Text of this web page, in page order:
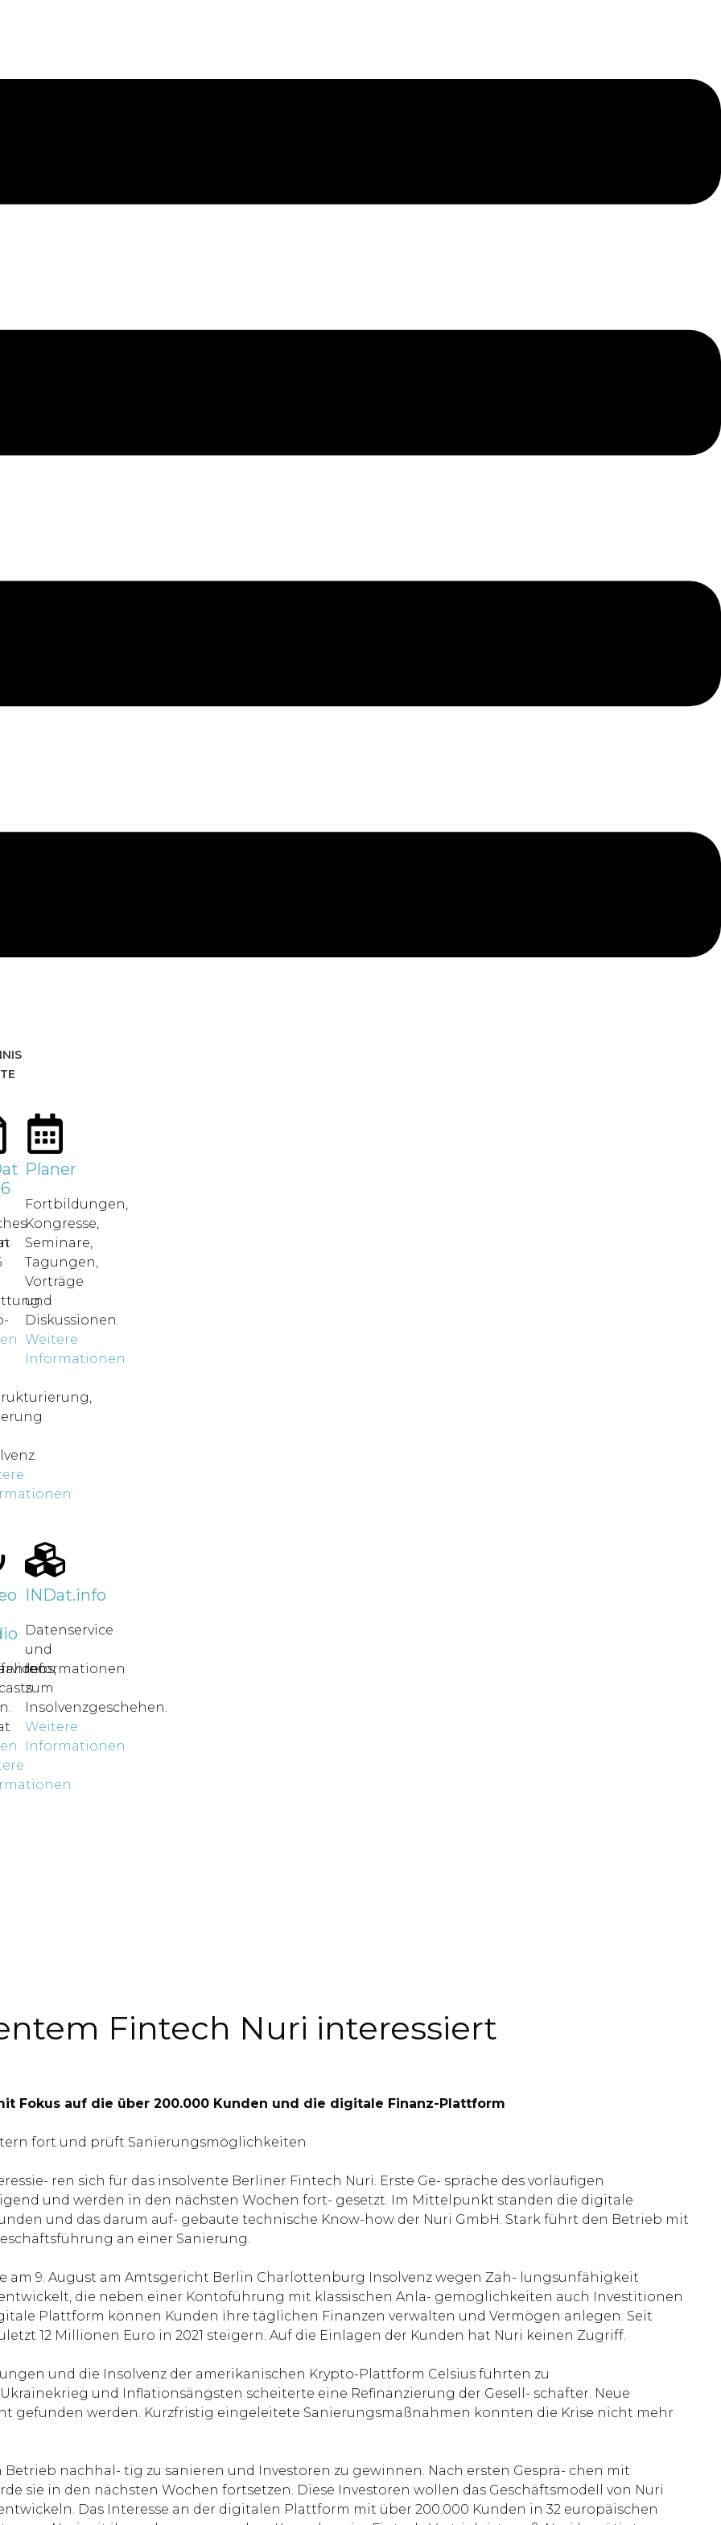
Planer
Fortbildungen,
Kongresse,
Seminare,
Tagungen,
Vorträge
und
Diskussionen.
Weitere
Informationen
INDat.info
Datenservice
und
Informationen
zum
Insolvenzgeschehen.
Weitere
Informationen
Fintech Nuri interessiert
Fokus auf die über 200.000 Kunden und die digitale Finanz-Plattform
fort und prüft Sanierungsmöglichkeiten
ren sich für das insolvente Berliner Fintech Nuri. Erste Ge- spräche des vorläufigen
und werden in den nächsten Wochen fort- gesetzt. Im Mittelpunkt standen die digitale
und das darum auf- gebaute technische Know-how der Nuri GmbH. Stark führt den Betrieb mit
an einer Sanierung.
am 9. August am Amtsgericht Berlin Charlottenburg Insolvenz wegen Zah- lungsunfähigkeit
die neben einer Kontoführung mit klassischen Anla- gemöglichkeiten auch Investitionen
Plattform können Kunden ihre täglichen Finanzen verwalten und Vermögen anlegen. Seit
12 Millionen Euro in 2021 steigern. Auf die Einlagen der Kunden hat Nuri keinen Zugriff.
und die Insolvenz der amerikanischen Krypto-Plattform Celsius führten zu
und Inflationsängsten scheiterte eine Refinanzierung der Gesell- schafter. Neue
gefunden werden. Kurzfristig eingeleitete Sanierungsmaßnahmen konnten die Krise nicht mehr
nachhal- tig zu sanieren und Investoren zu gewinnen. Nach ersten Gesprä- chen mit
sie in den nächsten Wochen fortsetzen. Diese Investoren wollen das Geschäftsmodell von Nuri
Das Interesse an der digitalen Plattform mit über 200.000 Kunden in 32 europäischen